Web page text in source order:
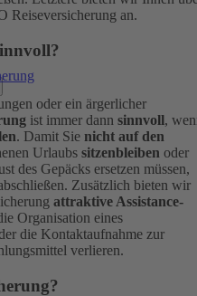
Reiseversicherung an.
oder ein ärgerlicher
ist immer dann sinnvoll,
. Damit Sie nicht auf den
Urlaubs sitzenbleiben oder
des Gepäcks ersetzen müssen,
Zusätzlich bieten wir
attraktive Assistance-
Organisation eines
die Kontaktaufnahme zur
verlieren.